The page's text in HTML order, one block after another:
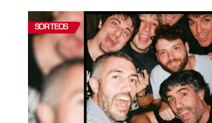
SORTEOS